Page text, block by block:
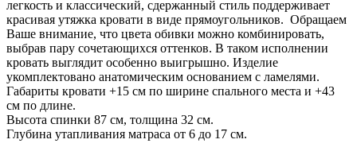
легкость и классический, сдержанный стиль поддерживает
красивая утяжка кровати в виде прямоугольников. Обращаем
Ваше внимание, что цвета обивки можно комбинировать,
выбрав пару сочетающихся оттенков. В таком исполнении
кровать выглядит особенно выигрышно. Изделие
укомплектовано анатомическим основанием с ламелями.
Габариты кровати +15 см по ширине спального места и +43
см по длине.
Высота спинки 87 см, толщина 32 см.
Глубина утапливания матраса от 6 до 17 см.